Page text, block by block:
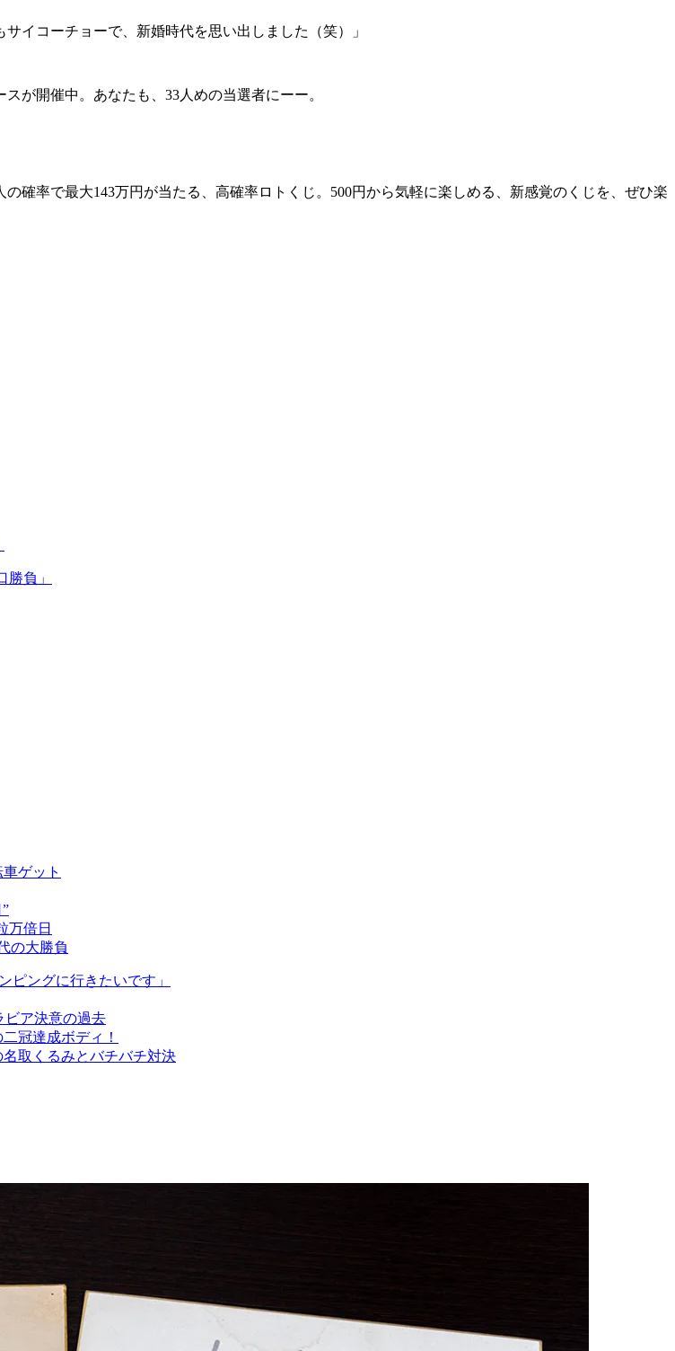
コーチョーで、新婚時代を思い出しました（笑）」
が開催中。あなたも、33人めの当選者にーー。
確率で最大143万円が当たる、高確率ロトくじ。500円から気軽に楽しめる、新感覚のくじを、ぜひ楽
負」
ゲット
万倍日
の大勝負
ピングに行きたいです」
ビア決意の過去
冠達成ボディ！
取くるみとバチバチ対決